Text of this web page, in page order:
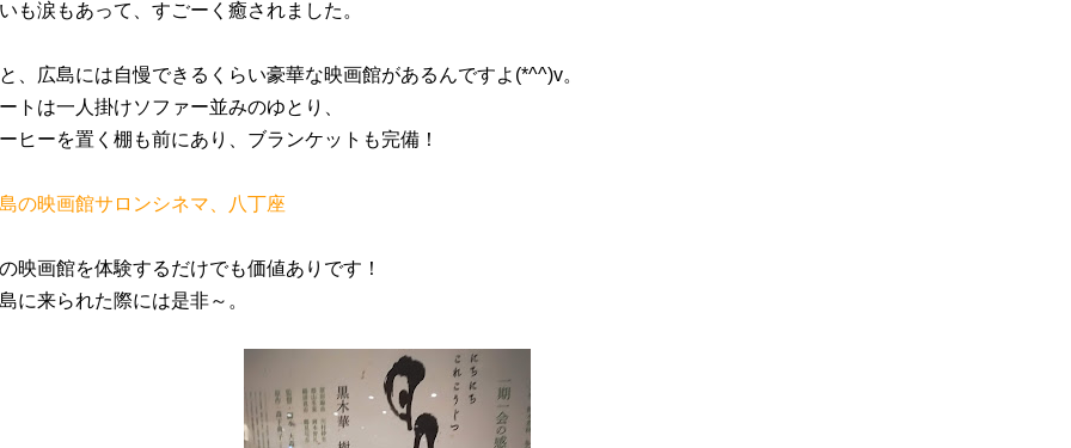
も涙もあって、すごーく癒されました。
、広島には自慢できるくらい豪華な映画館があるんですよ(*^^)v。
トは一人掛けソファー並みのゆとり、
ヒーを置く棚も前にあり、ブランケットも完備！
の映画館サロンシネマ、八丁座
映画館を体験するだけでも価値ありです！
に来られた際には是非～。